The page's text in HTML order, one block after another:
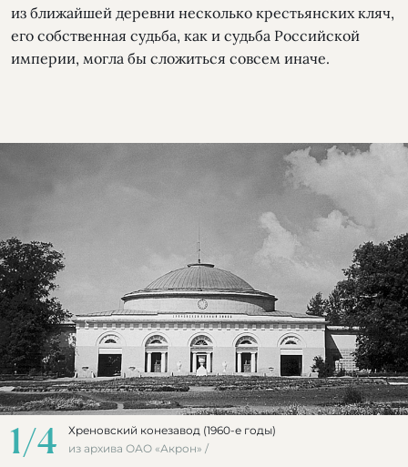
из ближайшей деревни несколько крестьянских кляч,
его собственная судьба, как и судьба Российской
империи, могла бы сложиться совсем иначе.
1/4
Хреновский конезавод (1960-е годы)
из архива ОАО «Акрон» /